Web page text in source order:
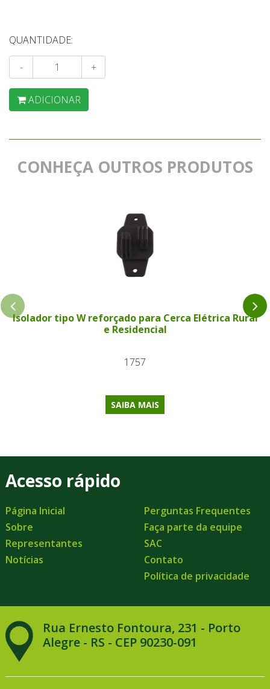
QUANTIDADE:
- +
ADICIONAR
CONHEÇA OUTROS PRODUTOS
Isolador tipo W reforçado para Cerca Elétrica Rural
e Residencial
1757
SAIBA MAIS
Acesso rápido
Página Inicial
Sobre
Representantes
Notícias
Perguntas Frequentes
Faça parte da equipe
SAC
Contato
Política de privacidade
Rua Ernesto Fontoura, 231 - Porto
Alegre - RS - CEP 90230-091